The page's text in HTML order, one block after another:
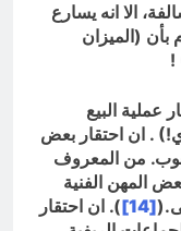
الا انه يسارع
(الميزان
!
عملية البيع
. ان احتقار بعض
من المعروف
المهن الفنية
[14]
). ان احتقار